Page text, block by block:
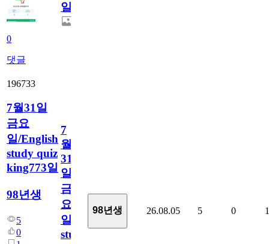
0
댓글
일
196733
7월31일
금요
일/English
study quiz
king773일
98년생
5
0
7
월
31
일
금
요
일/English
study
98년생 26.08.05 5 0 1